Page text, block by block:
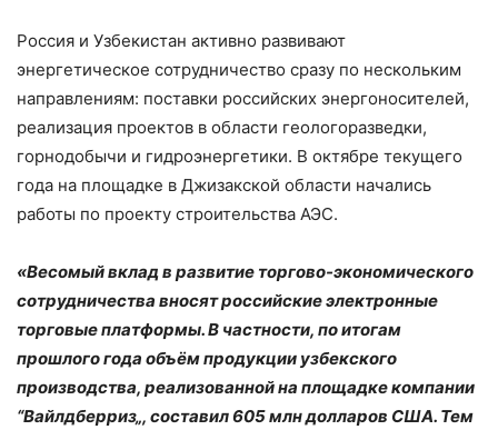
Россия и Узбекистан активно развивают
энергетическое сотрудничество сразу по нескольким
направлениям: поставки российских энергоносителей,
реализация проектов в области геологоразведки,
горнодобычи и гидроэнергетики. В октябре текущего
года на площадке в Джизакской области начались
работы по проекту строительства АЭС.
«Весомый вклад в развитие торгово-экономического
сотрудничества вносят российские электронные
торговые платформы. В частности, по итогам
прошлого года объём продукции узбекского
производства, реализованной на площадке компании
“Вайлдберриз„, составил 605 млн долларов США. Тем